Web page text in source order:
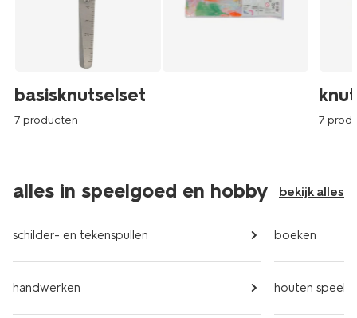
basisknutselset
7 producten 7
alles in speelgoed en hobby bekijk alles
schilder- en tekenspullen
handwerken
boeken
houten